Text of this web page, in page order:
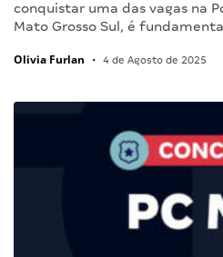
conquistar uma das vagas na
Mato Grosso Sul, é
Olivia Furlan • 4 de Agosto de 2025